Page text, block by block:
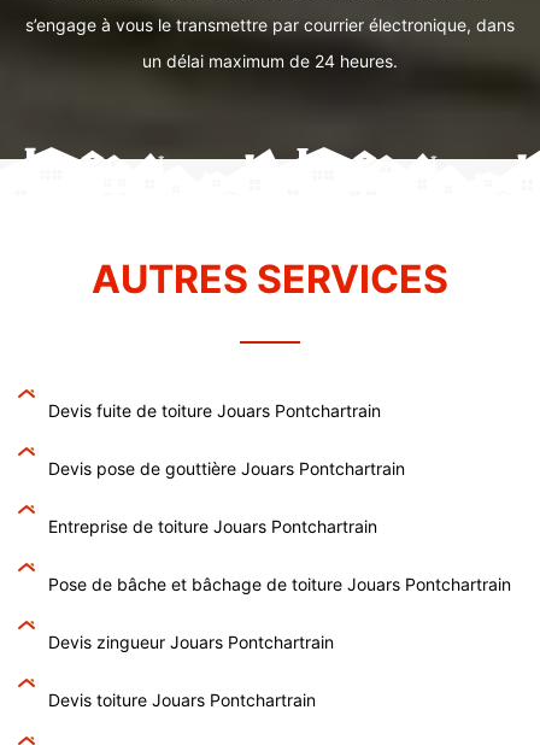
s’engage à vous le transmettre par courrier électronique, dans
un délai maximum de 24 heures.
AUTRES SERVICES
Devis fuite de toiture Jouars Pontchartrain
Devis pose de gouttière Jouars Pontchartrain
Entreprise de toiture Jouars Pontchartrain
Pose de bâche et bâchage de toiture Jouars Pontchartrain
Devis zingueur Jouars Pontchartrain
Devis toiture Jouars Pontchartrain